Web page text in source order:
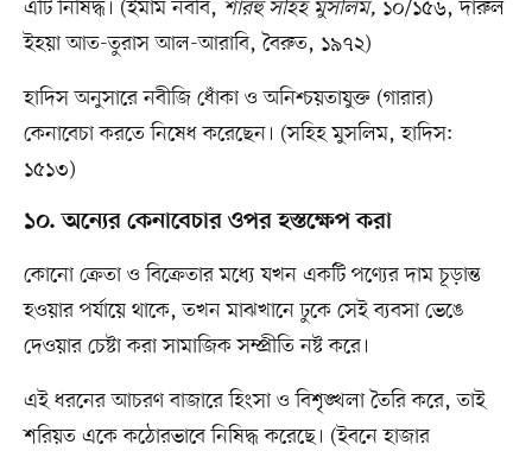
এটি নিষিদ্ধ। (ইমাম নববি, শারহু সহিহ মুসলিম, ১০/১৫৬, দারুল
ইহয়া আত-তুরাস আল-আরাবি, বৈরুত, ১৯৭২)
হাদিস অনুসারে নবীজি ধোঁকা ও অনিশ্চয়তাযুক্ত (গারার)
কেনাবেচা করতে নিষেধ করেছেন। (সহিহ মুসলিম, হাদিস:
১৫১৩)
১০. অন্যের কেনাবেচার ওপর হস্তক্ষেপ করা
কোনো ক্রেতা ও বিক্রেতার মধ্যে যখন একটি পণ্যের দাম চূড়ান্ত
হওয়ার পর্যায়ে থাকে, তখন মাঝখানে ঢুকে সেই ব্যবসা ভেঙে
দেওয়ার চেষ্টা করা সামাজিক সম্প্রীতি নষ্ট করে।
এই ধরনের আচরণ বাজারে হিংসা ও বিশৃঙ্খলা তৈরি করে, তাই
শরিয়ত একে কঠোরভাবে নিষিদ্ধ করেছে। (ইবনে হাজার